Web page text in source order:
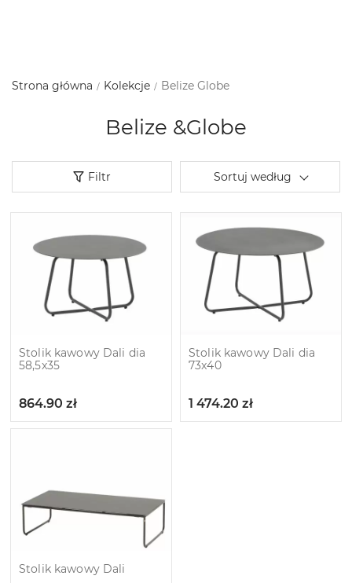
Strona główna Kolekcje Belize Globe
Belize &Globe
Filtr Sortuj według
Stolik kawowy Dali dia
58,5x35
864.90 zł
Stolik kawowy Dali dia
73x40
1 474.20 zł
Stolik kawowy Dali